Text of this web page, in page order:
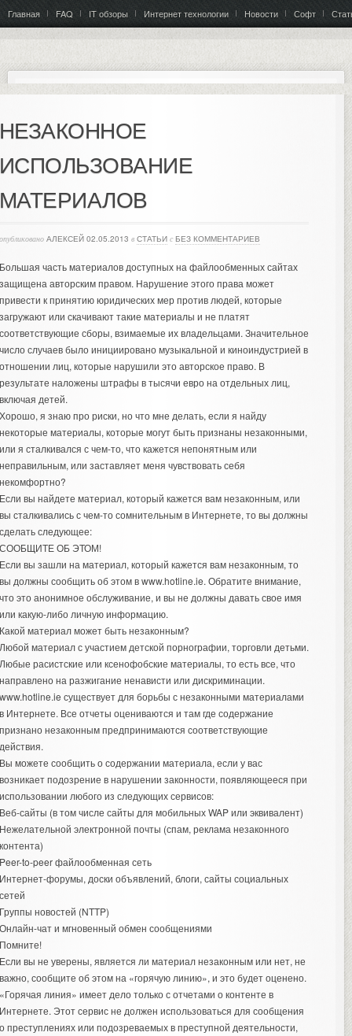
Главная FAQ IT обзоры Интернет технологии Новости Софт
АЛЕКСЕЙ 02.05.2013 в СТАТЬИ с БЕЗ КОММЕНТАРИЕВ
часть материалов доступных на файлообменных сайтах
авторским правом. Нарушение этого права может
к принятию юридических мер против людей, которые
или скачивают такие материалы и не платят
сборы, взимаемые их владельцами. Значительное
случаев было инициировано музыкальной и киноиндустрией в
лиц, которые нарушили это авторское право. В
наложены штрафы в тысячи евро на отдельных лиц,
детей.
я знаю про риски, но что мне делать, если я найду
материалы, которые могут быть признаны незаконными,
я сталкивался с чем-то, что кажется непонятным или
или заставляет меня чувствовать себя
вы найдете материал, который кажется вам незаконным, или
сталкивались с чем-то сомнительным в Интернете, то вы должны
следующее:
ОБ ЭТОМ!
вы зашли на материал, который кажется вам незаконным, то
должны сообщить об этом в www.hotline.ie. Обратите внимание,
это анонимное обслуживание, и вы не должны давать свое имя
какую-либо личную информацию.
материал может быть незаконным?
материал с участием детской порнографии, торговли детьми.
расистские или ксенофобские материалы, то есть все, что
на разжигание ненависти или дискриминации.
существует для борьбы с незаконными материалами
Интернете. Все отчеты оцениваются и там где содержание
незаконным предпринимаются соответствующие
можете сообщить о содержании материала, если у вас
подозрение в нарушении законности, появляющееся при
любого из следующих сервисов:
сайты (в том числе сайты для мобильных WAP или эквивалент)
электронной почты (спам, реклама незаконного
to-peer файлообменная сеть
форумы, доски объявлений, блоги, сайты социальных
новостей (NTTP)
чат и мгновенный обмен сообщениями
вы не уверены, является ли материал незаконным или нет, не
сообщите об этом на «горячую линию», и это будет оценено.
линия» имеет дело только с отчетами о контенте в
Этот сервис не должен использоваться для сообщения
преступлениях или подозреваемых в преступной деятельности,